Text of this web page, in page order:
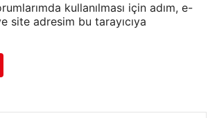
kullanılması için adım, e-
site adresim bu tarayıcıya